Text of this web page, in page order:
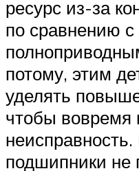
ресурс из-за
по сравнению с
потому, этим
уделять
чтобы вовремя
подшипники не